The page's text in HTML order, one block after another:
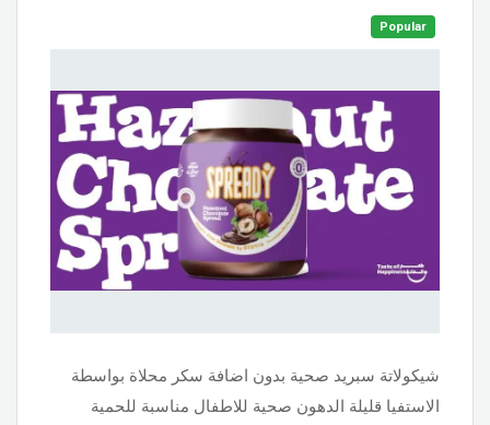
Popular
شيكولاتة سبريد صحية بدون اضافة سكر محلاة بواسطة
الاستفيا قليلة الدهون صحية للاطفال مناسبة للحمية